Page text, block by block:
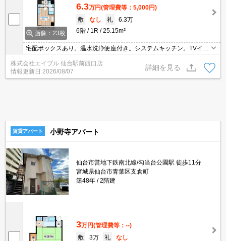
画像：23枚
6.3万円(管理費等：5,000円)
敷
なし 礼
6.3万
6階
1R 25.15m²
宅配ボックスあり。温水洗浄便座付き。システムキッチン。TVイン
ターホン付き。室内物干しあり。シャワー付独立洗面台。インター
ネット無料。角部屋。初期費用・家賃カード払い可。駐輪場月110
円。
株式会社エイブル 仙台駅前西口店
情報更新日 2026/08/07
詳細を見る
賃貸アパート 小野寺アパート
仙台市営地下鉄南北線/勾当台公園駅 徒歩11分
宮城県仙台市青葉区支倉町
築48年
2階建
3万円(管理費等：--)
敷
3万 礼
なし